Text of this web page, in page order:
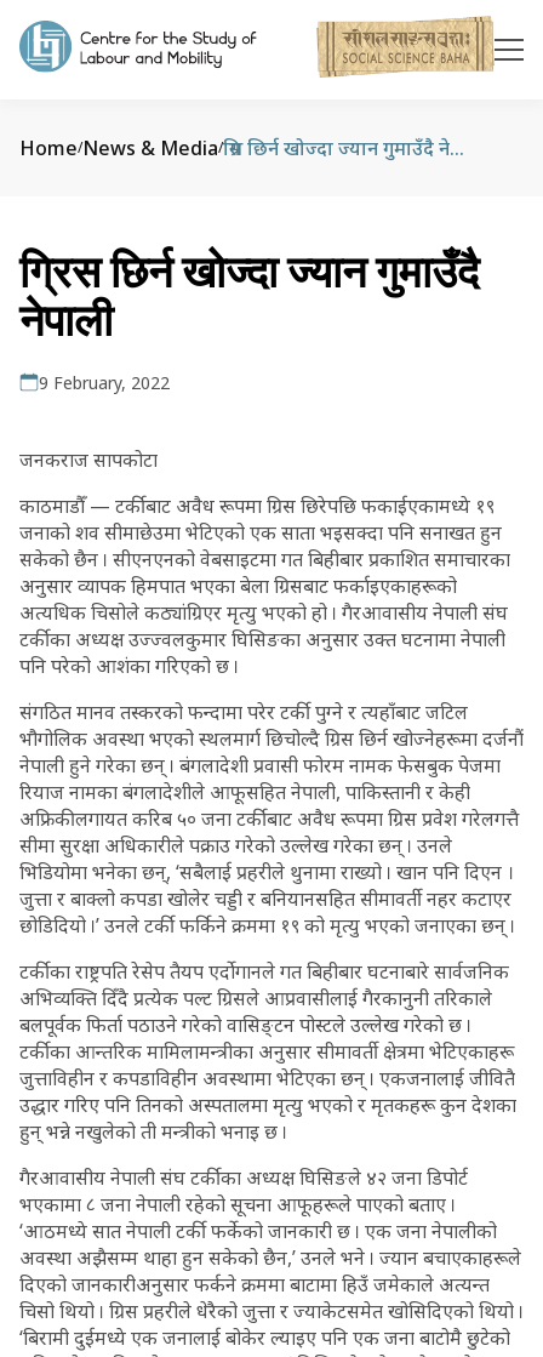
Home/News & Media/ ग्रिस छिर्न खोज्दा ज्यान गुमाउँदै नेपाली
ग्रिस छिर्न खोज्दा ज्यान गुमाउँदै
नेपाली
9 February, 2022
जनकराज सापकोटा
काठमाडौँ — टर्कीबाट अवैध रूपमा ग्रिस छिरेपछि फकाईएकामध्ये १९
जनाको शव सीमाछेउमा भेटिएको एक साता भइसक्दा पनि सनाखत हुन
सकेको छैन । सीएनएनको वेबसाइटमा गत बिहीबार प्रकाशित समाचारका
अनुसार व्यापक हिमपात भएका बेला ग्रिसबाट फर्काइएकाहरूको
अत्यधिक चिसोले कठ्यांग्रिएर मृत्यु भएको हो । गैरआवासीय नेपाली संघ
टर्कीका अध्यक्ष उज्ज्वलकुमार घिसिङका अनुसार उक्त घटनामा नेपाली
पनि परेको आशंका गरिएको छ ।
संगठित मानव तस्करको फन्दामा परेर टर्की पुग्ने र त्यहाँबाट जटिल
भौगोलिक अवस्था भएको स्थलमार्ग छिचोल्दै ग्रिस छिर्न खोज्नेहरूमा दर्जनौं
नेपाली हुने गरेका छन् । बंगलादेशी प्रवासी फोरम नामक फेसबुक पेजमा
रियाज नामका बंगलादेशीले आफूसहित नेपाली, पाकिस्तानी र केही
अफ्रिकीलगायत करिब ५० जना टर्कीबाट अवैध रूपमा ग्रिस प्रवेश गरेलगत्तै
सीमा सुरक्षा अधिकारीले पक्राउ गरेको उल्लेख गरेका छन् । उनले
भिडियोमा भनेका छन्, ‘सबैलाई प्रहरीले थुनामा राख्यो । खान पनि दिएन ।
जुत्ता र बाक्लो कपडा खोलेर चड्डी र बनियानसहित सीमावर्ती नहर कटाएर
छोडिदियो ।’ उनले टर्की फर्किने क्रममा १९ को मृत्यु भएको जनाएका छन् ।
टर्कीका राष्ट्रपति रेसेप तैयप एर्दोगानले गत बिहीबार घटनाबारे सार्वजनिक
अभिव्यक्ति दिँदै प्रत्येक पल्ट ग्रिसले आप्रवासीलाई गैरकानुनी तरिकाले
बलपूर्वक फिर्ता पठाउने गरेको वासिङ्टन पोस्टले उल्लेख गरेको छ ।
टर्कीका आन्तरिक मामिलामन्त्रीका अनुसार सीमावर्ती क्षेत्रमा भेटिएकाहरू
जुत्ताविहीन र कपडाविहीन अवस्थामा भेटिएका छन् । एकजनालाई जीवितै
उद्धार गरिए पनि तिनको अस्पतालमा मृत्यु भएको र मृतकहरू कुन देशका
हुन् भन्ने नखुलेको ती मन्त्रीको भनाइ छ ।
गैरआवासीय नेपाली संघ टर्कीका अध्यक्ष घिसिङले ४२ जना डिपोर्ट
भएकामा ८ जना नेपाली रहेको सूचना आफूहरूले पाएको बताए ।
‘आठमध्ये सात नेपाली टर्की फर्केको जानकारी छ । एक जना नेपालीको
अवस्था अझैसम्म थाहा हुन सकेको छैन,’ उनले भने । ज्यान बचाएकाहरूले
दिएको जानकारीअनुसार फर्कने क्रममा बाटामा हिउँ जमेकाले अत्यन्त
चिसो थियो । ग्रिस प्रहरीले धेरैको जुत्ता र ज्याकेटसमेत खोसिदिएको थियो ।
‘बिरामी दुईमध्ये एक जनालाई बोकेर ल्याइए पनि एक जना बाटोमै छुटेको